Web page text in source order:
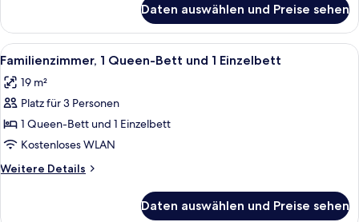
Standardzimmer,
Queen-
Daten auswählen und Preise sehen
Alle
Fotos
für
Familienzimmer,
1
Queen-
Bett
und
Einzelbett
Ein Hotelzimmer mit einem großen
12
Familienzimmer, 1 Queen-Bett und 1 Einzelbett
19 m²
Platz für 3 Personen
1 Queen-Bett und 1 Einzelbett
Kostenloses WLAN
Weitere Details
Weitere
Daten auswählen und Preise sehen